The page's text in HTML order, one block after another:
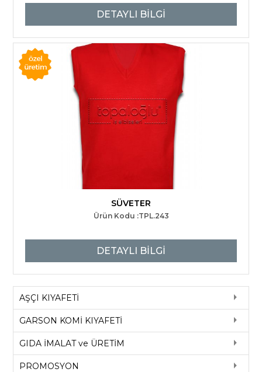
DETAYLI BİLGİ
SÜVETER
Ürün Kodu :TPL.243
DETAYLI BİLGİ
AŞÇI KIYAFETİ
GARSON KOMİ KIYAFETİ
GIDA İMALAT ve ÜRETİM
PROMOSYON